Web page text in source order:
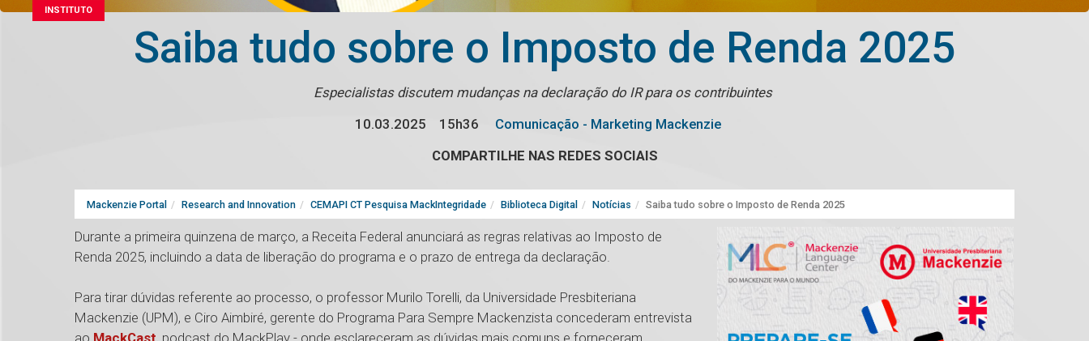
INSTITUTO
Saiba tudo sobre o Imposto de Renda 2025
Especialistas discutem mudanças na declaração do IR para os contribuintes
10.03.2025
15h36
Comunicação - Marketing Mackenzie
COMPARTILHE NAS REDES SOCIAIS
Mackenzie Portal Research and Innovation CEMAPI CT Pesquisa MackIntegridade Biblioteca Digital Notícias Saiba tudo sobre o Imposto de Renda 2025
Durante a primeira quinzena de março, a Receita Federal anunciará as regras relativas ao Imposto de
Renda 2025, incluindo a data de liberação do programa e o prazo de entrega da declaração.
Para tirar dúvidas referente ao processo, o professor Murilo Torelli, da Universidade Presbiteriana
Mackenzie (UPM), e Ciro Aimbiré, gerente do Programa Para Sempre Mackenzista concederam entrevista